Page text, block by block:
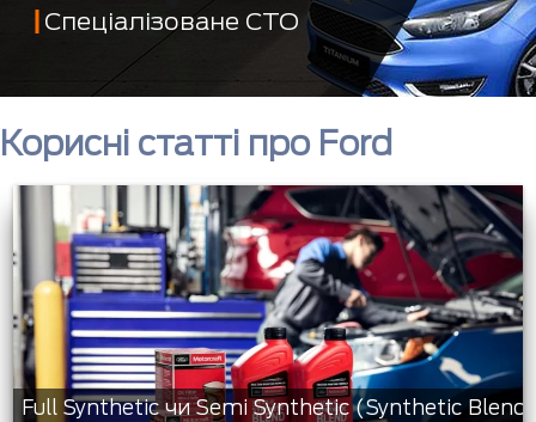
Спеціалізоване СТО
Корисні статті про Ford
Full Synthetic чи Semi Synthetic (Synthetic Blend